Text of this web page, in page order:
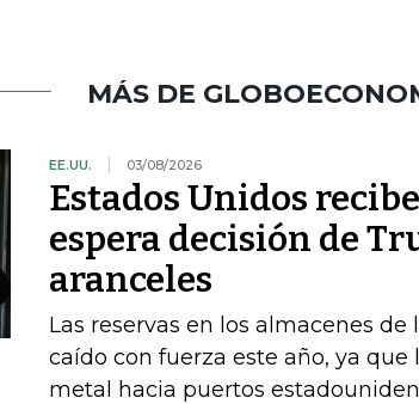
MÁS DE
EE.UU. 03/08/2026
Estados Unidos
espera decisión de
aranceles
Las reservas en los almacenes de
caído con fuerza este año, ya que
metal hacia puertos